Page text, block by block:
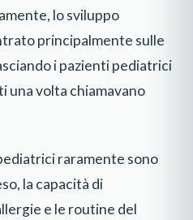
lo sviluppo
principalmente sulle
i pazienti pediatrici
una volta chiamavano
raramente sono
la capacità di
e le routine del